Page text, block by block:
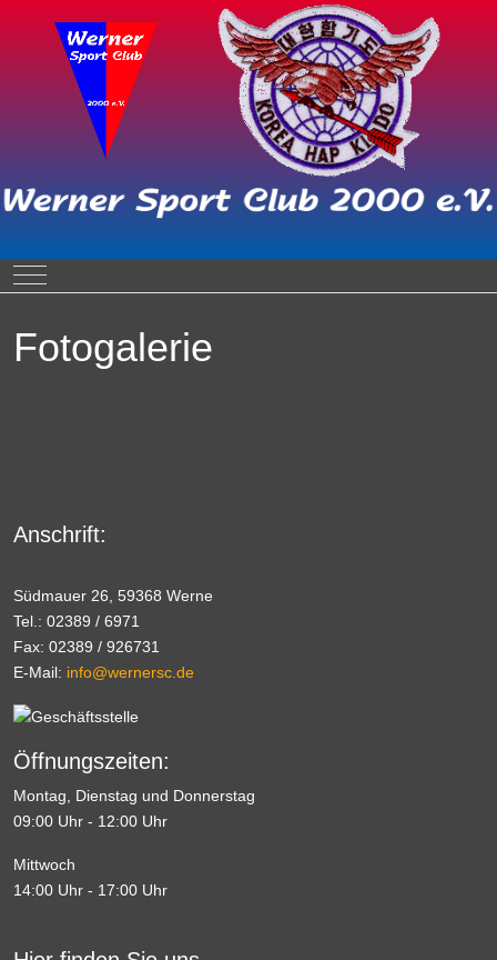
Mobile Menu Toggle
Fotogalerie
Anschrift:
Südmauer 26, 59368 Werne
Tel.: 02389 / 6971
Fax: 02389 / 926731
E-Mail: info@wernersc.de
Öffnungszeiten:
Montag, Dienstag und Donnerstag
09:00 Uhr - 12:00 Uhr
Mittwoch
14:00 Uhr - 17:00 Uhr